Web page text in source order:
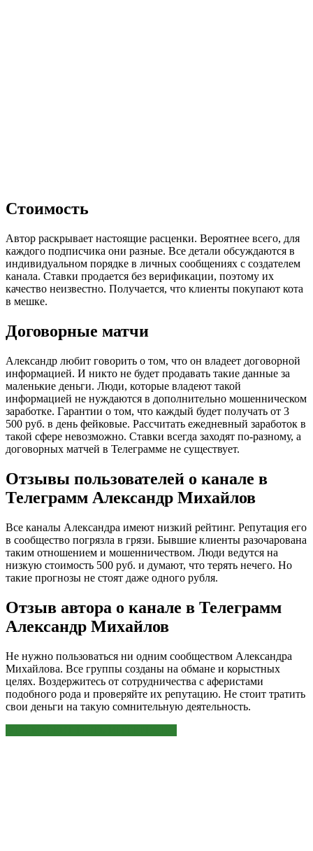
Стоимость
Автор раскрывает настоящие расценки. Вероятнее всего, для
каждого подписчика они разные. Все детали обсуждаются в
индивидуальном порядке в личных сообщениях с создателем
канала. Ставки продается без верификации, поэтому их
качество неизвестно. Получается, что клиенты покупают кота
в мешке.
Договорные матчи
Александр любит говорить о том, что он владеет договорной
информацией. И никто не будет продавать такие данные за
маленькие деньги. Люди, которые владеют такой
информацией не нуждаются в дополнительно мошенническом
заработке. Гарантии о том, что каждый будет получать от 3
500 руб. в день фейковые. Рассчитать ежедневный заработок в
такой сфере невозможно. Ставки всегда заходят по-разному, а
договорных матчей в Телеграмме не существует.
Отзывы пользователей о канале в
Телеграмм Александр Михайлов
Все каналы Александра имеют низкий рейтинг. Репутация его
в сообщество погрязла в грязи. Бывшие клиенты разочарована
таким отношением и мошенничеством. Люди ведутся на
низкую стоимость 500 руб. и думают, что терять нечего. Но
такие прогнозы не стоят даже одного рубля.
Отзыв автора о канале в Телеграмм
Александр Михайлов
Не нужно пользоваться ни одним сообществом Александра
Михайлова. Все группы созданы на обмане и корыстных
целях. Воздержитесь от сотрудничества с аферистами
подобного рода и проверяйте их репутацию. Не стоит тратить
свои деньги на такую сомнительную деятельность.